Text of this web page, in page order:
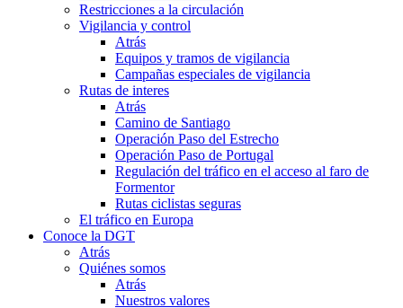
Restricciones a la circulación
Vigilancia y control
Atrás
Equipos y tramos de vigilancia
Campañas especiales de vigilancia
Rutas de interes
Atrás
Camino de Santiago
Operación Paso del Estrecho
Operación Paso de Portugal
Regulación del tráfico en el acceso al faro de
Formentor
Rutas ciclistas seguras
El tráfico en Europa
Conoce la DGT
Atrás
Quiénes somos
Atrás
Nuestros valores